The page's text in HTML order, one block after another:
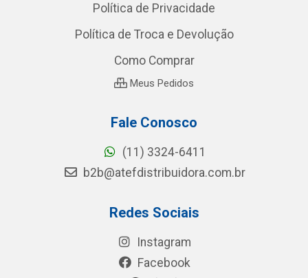
Política de Privacidade
Política de Troca e Devolução
Como Comprar
Meus Pedidos
Fale Conosco
(11) 3324-6411
b2b@atefdistribuidora.com.br
Redes Sociais
Instagram
Facebook